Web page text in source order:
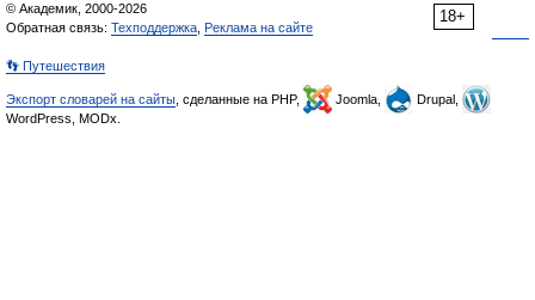
18+
© Академик, 2000-2026
Обратная связь: Техподдержка Реклама на сайте
👣 Путешествия
Экспорт словарей на сайты , сделанные на PHP, Joomla,
Drupal,
WordPress, MODx.